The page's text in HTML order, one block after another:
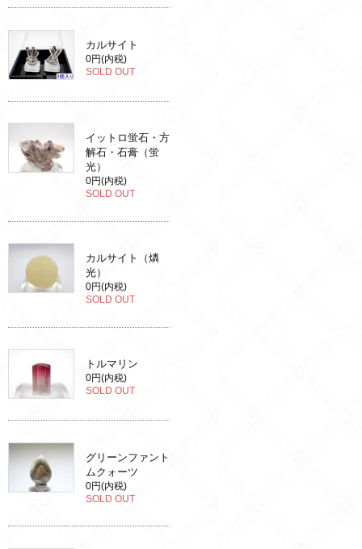
カルサイト
0円(内税)
SOLD OUT
イットロ蛍石・方
解石・石膏（蛍
光）
0円(内税)
SOLD OUT
カルサイト（燐
光）
0円(内税)
SOLD OUT
トルマリン
0円(内税)
SOLD OUT
グリーンファント
ムクォーツ
0円(内税)
SOLD OUT